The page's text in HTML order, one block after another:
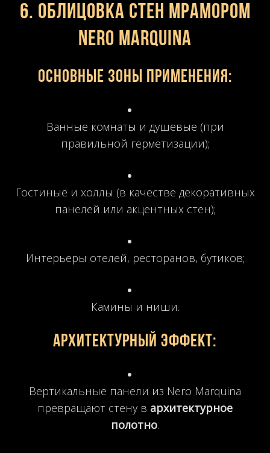
6. Облицовка стен мрамором
Nero Marquina
Основные зоны применения:
Ванные комнаты и душевые (при
правильной герметизации);
Гостиные и холлы (в качестве декоративных
панелей или акцентных стен);
Интерьеры отелей, ресторанов, бутиков;
Камины и ниши.
Архитектурный эффект:
Вертикальные панели из Nero Marquina
превращают стену в архитектурное
полотно.